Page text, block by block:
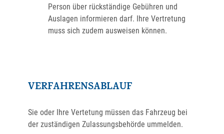
Person über rückständige Gebühren und
Auslagen informieren darf. Ihre Vertretung
muss sich zudem ausweisen können.
VERFAHRENSABLAUF
Sie oder Ihre Vertetung müssen das Fahrzeug bei
der zuständigen Zulassungsbehörde ummelden.